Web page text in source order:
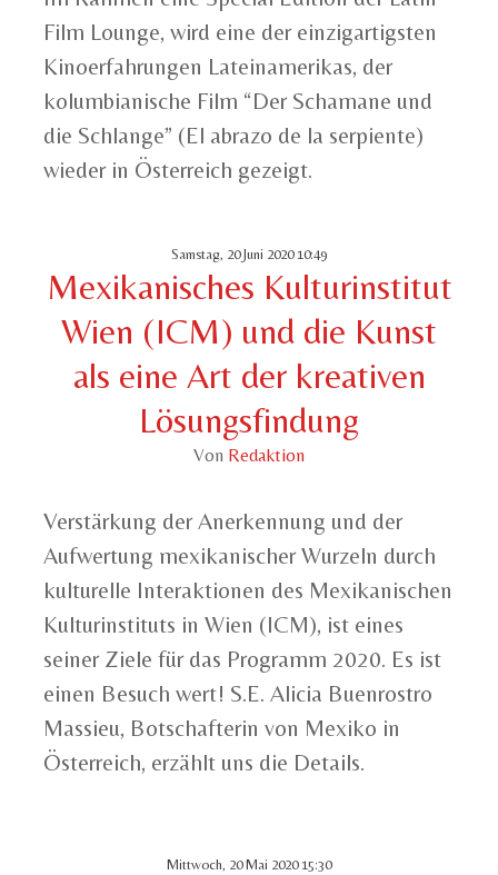
Film Lounge, wird eine der einzigartigsten
Kinoerfahrungen Lateinamerikas, der
kolumbianische Film “Der Schamane und
die Schlange” (El abrazo de la serpiente)
wieder in Österreich gezeigt.
Samstag, 20 Juni 2020 10:49
Mexikanisches Kulturinstitut
Wien (ICM) und die Kunst
als eine Art der kreativen
Lösungsfindung
Von Redaktion
Verstärkung der Anerkennung und der
Aufwertung mexikanischer Wurzeln durch
kulturelle Interaktionen des Mexikanischen
Kulturinstituts in Wien (ICM), ist eines
seiner Ziele für das Programm 2020. Es ist
einen Besuch wert! S.E. Alicia Buenrostro
Massieu, Botschafterin von Mexiko in
Österreich, erzählt uns die Details.
Mittwoch, 20 Mai 2020 15:30